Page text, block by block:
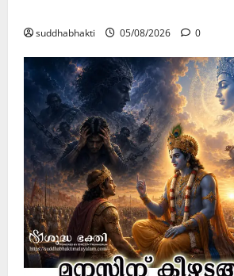
suddhabhakti 05/08/2026 0